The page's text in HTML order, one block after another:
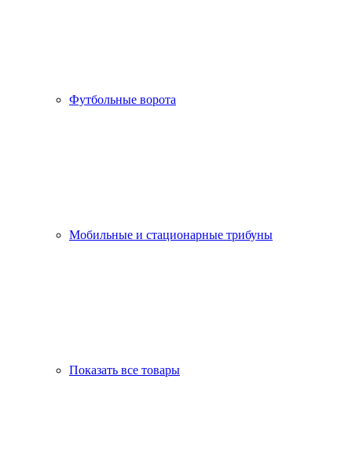
Футбольные ворота
Мобильные и стационарные трибуны
Показать все товары